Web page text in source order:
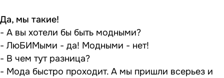
Да, мы такие!
- А вы хотели бы быть модными?
- ЛюБИМыми - да! Модными - нет!
- В чем тут разница?
- Мода быстро проходит. А мы пришли всерьез и